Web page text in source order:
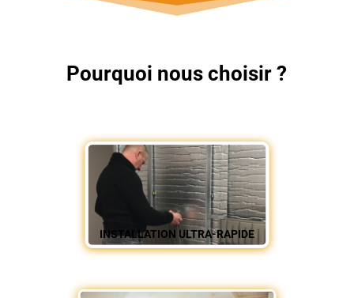
Pourquoi nous choisir ?
INSTALLATION ULTRA-RAPIDE